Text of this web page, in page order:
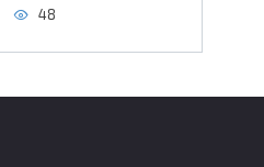
48